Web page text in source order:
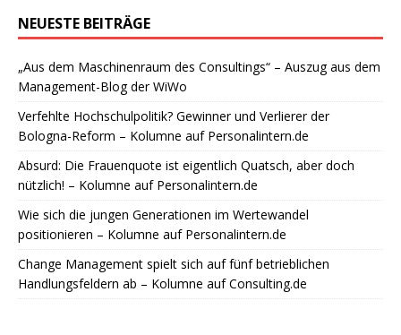
NEUESTE BEITRÄGE
„Aus dem Maschinenraum des Consultings“ – Auszug aus dem
Management-Blog der WiWo
Verfehlte Hochschulpolitik? Gewinner und Verlierer der
Bologna-Reform – Kolumne auf Personalintern.de
Absurd: Die Frauenquote ist eigentlich Quatsch, aber doch
nützlich! – Kolumne auf Personalintern.de
Wie sich die jungen Generationen im Wertewandel
positionieren – Kolumne auf Personalintern.de
Change Management spielt sich auf fünf betrieblichen
Handlungsfeldern ab – Kolumne auf Consulting.de